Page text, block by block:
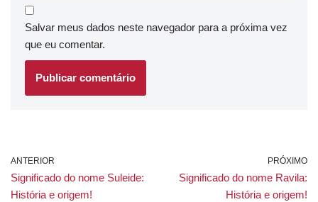
Salvar meus dados neste navegador para a próxima vez
que eu comentar.
ANTERIOR
Significado do nome Suleide:
História e origem!
PRÓXIMO
Significado do nome Ravila:
História e origem!